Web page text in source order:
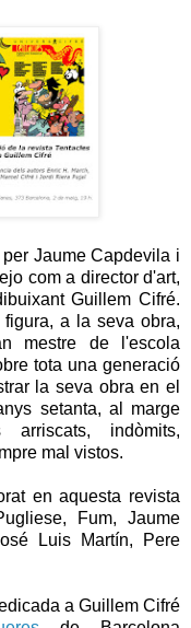
Jaume Capdevila i
com a director d'art,
Guillem Cifré.
a la seva obra,
mestre de l'escola
tota una generació
la seva obra en el
setanta, al marge
indòmits,
mal vistos.
en aquesta revista
, Fum, Jaume
Luis Martín, Pere
a Guillem Cifré